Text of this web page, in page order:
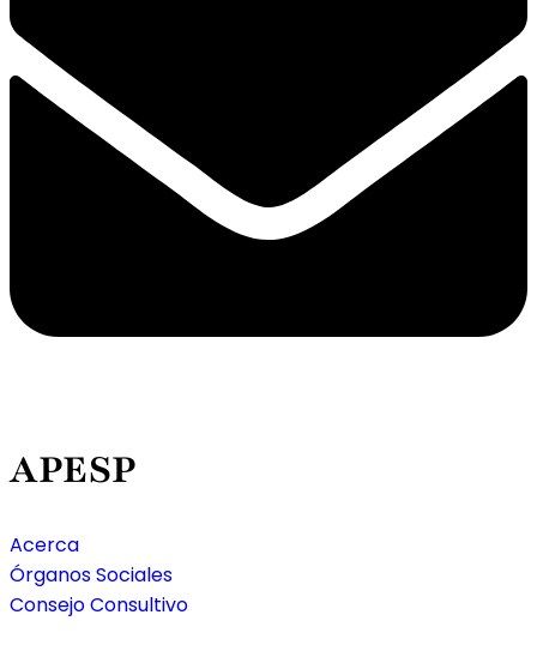
APESP
Acerca
Órganos Sociales
Consejo Consultivo